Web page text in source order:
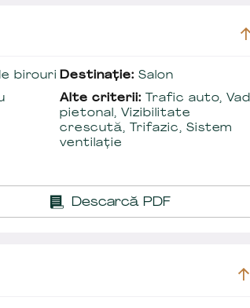
birouri Destinație: Salon
Alte criterii: Trafic auto, Vad
pietonal, Vizibilitate
crescută, Trifazic, Sistem
ventilație
Descarcă PDF